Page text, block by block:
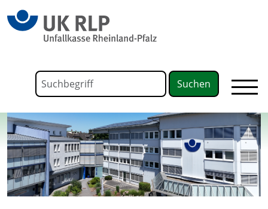
Formular für die Volltextsuche